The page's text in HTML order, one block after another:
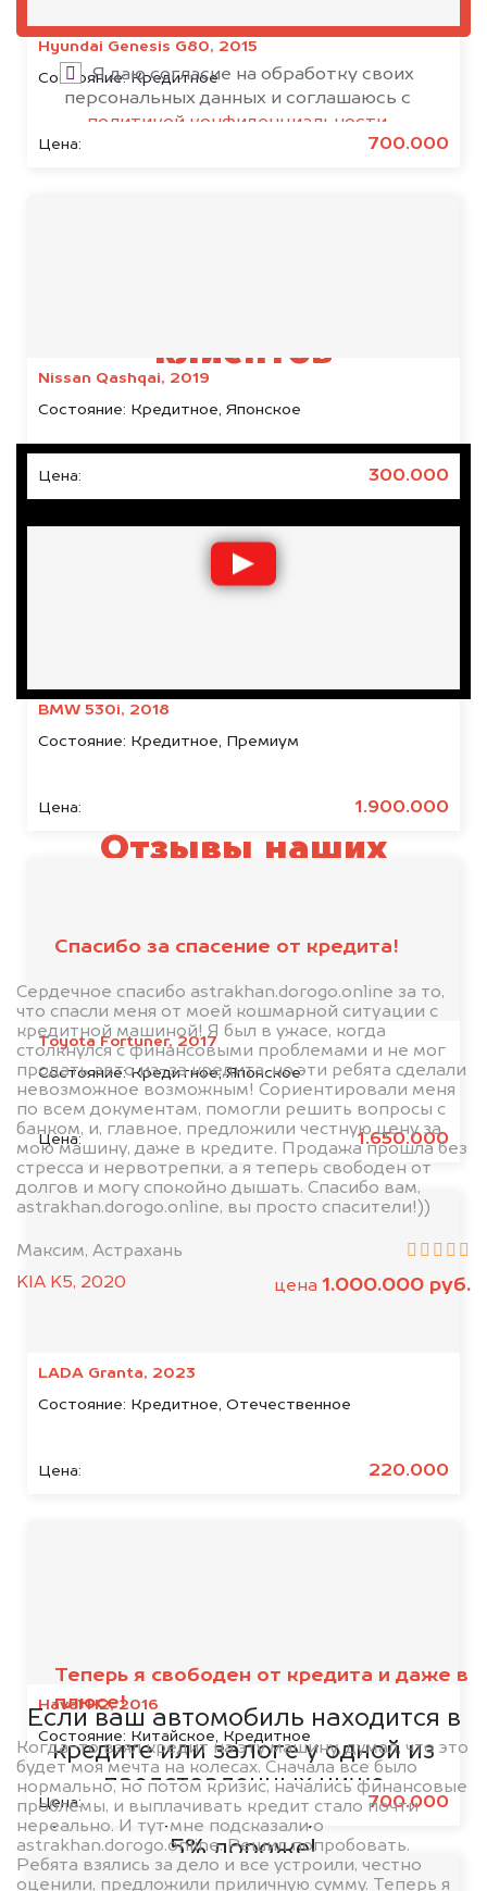
Hyundai Genesis G80, 2015
Состояние:Кредитное
Цена: 700.000
Nissan Qashqai, 2019
Состояние: Кредитное, Японское
Цена: 300.000
BMW 530i, 2018
Состояние: Кредитное, Премиум
Цена: 1.900.000
Toyota Fortuner, 2017
Состояние:Кредитное, Японское
Цена: 1.650.000
LADA Granta, 2023
Состояние: Кредитное, Отечественное
Цена: 220.000
Haval H2, 2016
Состояние: Китайское, Кредитное
Цена: 700.000
Я даю согласие на обработку своих
персональных данных и соглашаюсь с
политикой конфиденциальности
клиентов
Отзывы наших
Спасибо за спасение от кредита!
Сердечное спасибо astrakhan.dorogo.online за то,
что спасли меня от моей кошмарной ситуации с
кредитной машиной! Я был в ужасе, когда
столкнулся с финансовыми проблемами и не мог
продать авто из-за кредита, но эти ребята сделали
невозможное возможным! Сориентировали меня
по всем документам, помогли решить вопросы с
банком, и, главное, предложили честную цену за
мою машину, даже в кредите. Продажа прошла без
стресса и нервотрепки, а я теперь свободен от
долгов и могу спокойно дышать. Спасибо вам,
astrakhan.dorogo.online, вы просто спасители!))
Максим, Астрахань
KIA K5, 2020
цена 1.000.000 руб.
Теперь я свободен от кредита и даже в
плюсе!
Когда-то взял кредит на эту машину, думал, что это
будет моя мечта на колесах. Сначала все было
нормально, но потом кризис, начались финансовые
проблемы, и выплачивать кредит стало почти
нереально. И тут мне подсказали о
astrakhan.dorogo.online. Решил попробовать.
Ребята взялись за дело и все устроили, честно
оценили, предложили приличную сумму. Теперь я
банками
Если ваш автомобиль находится в
кредите или залоге у одной из
представленных ниже
организаций, то мы купим его на
5% дороже!